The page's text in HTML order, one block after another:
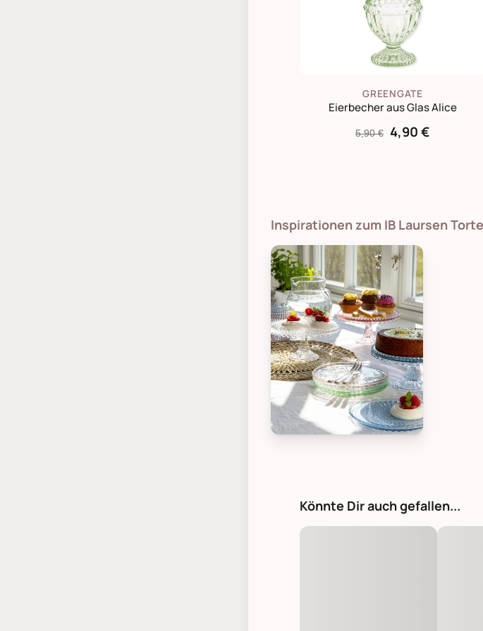
GREENGATE
Eierbecher aus Glas Alice
5,90 € 4,90 €
Inspirationen zum IB Laursen
Könnte Dir auch gefallen...